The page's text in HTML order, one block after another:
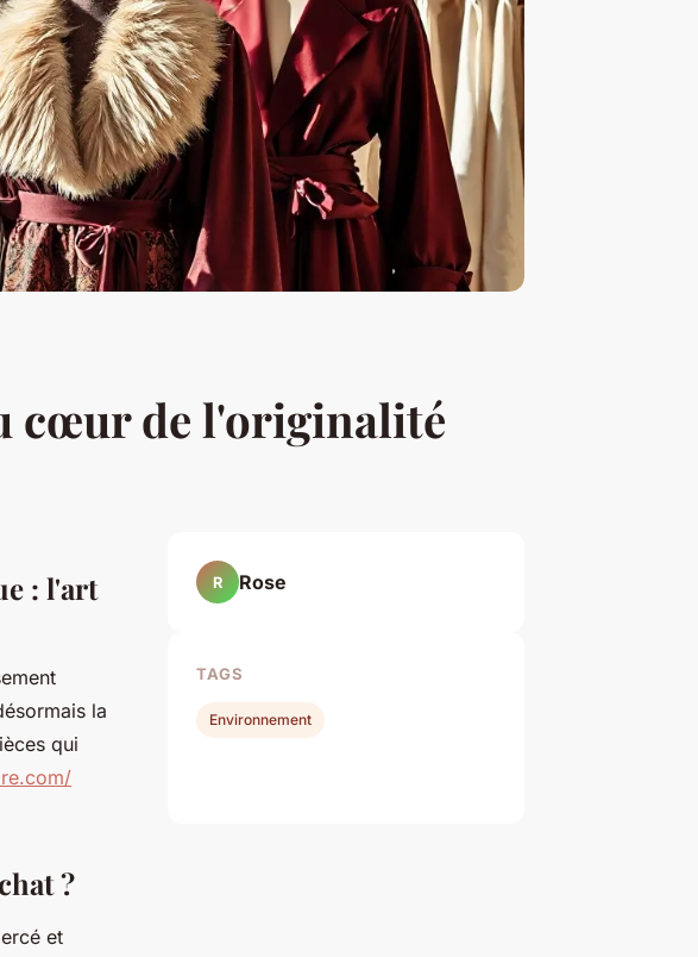
cœur de l'originalité
: l'art
la
qui
?
et
R Rose
TAGS
Environnement